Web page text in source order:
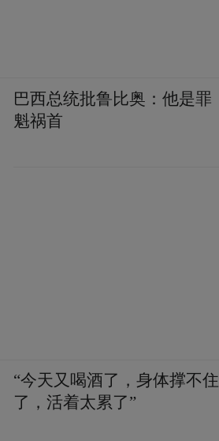
巴西总统批鲁比奥：他是罪
魁祸首
“今天又喝酒了，身体撑不住
了，活着太累了”